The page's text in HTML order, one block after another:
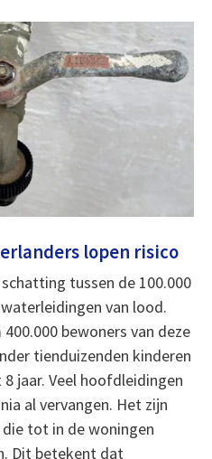
lopen risico
tussen de 100.000
van lood.
bewoners van deze
tienduizenden kinderen
jaar. Veel hoofdleidingen
al vervangen. Het zijn
tot in de woningen
Dit betekent dat